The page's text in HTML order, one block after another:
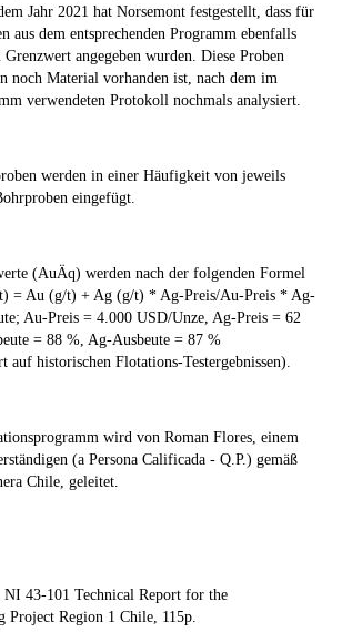
Jahr 2021 hat Norsemont festgestellt, dass für
aus dem entsprechenden Programm ebenfalls
angegeben wurden. Diese Proben
noch Material vorhanden ist, nach dem im
verwendeten Protokoll nochmals analysiert.
werden in einer Häufigkeit von jeweils
eingefügt.
(AuÄq) werden nach der folgenden Formel
= Au (g/t) + Ag (g/t) * Ag-Preis/Au-Preis * Ag-
Au-Preis = 4.000 USD/Unze, Ag-Preis = 62
= 88 %, Ag-Ausbeute = 87 %
auf historischen Flotations-Testergebnissen).
wird von Roman Flores, einem
(a Persona Calificada - Q.P.) gemäß
Chile, geleitet.
43-101 Technical Report for the
Project Region 1 Chile, 115p.